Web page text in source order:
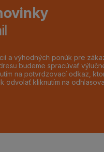
a výhodných ponúk pre
budeme spracúvať
na potvrdzovací odkaz,
odvolať kliknutím na